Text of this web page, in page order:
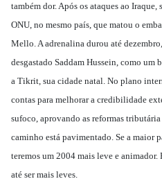
também dor. Após os ataques ao Iraque,
ONU, no mesmo país, que matou o
Mello. A adrenalina durou até
desgastado Saddam Hussein, como um
a Tikrit, sua cidade natal. No plano
contas para melhorar a credibilidade
sufoco, aprovando as reformas
caminho está pavimentado. Se a maior
teremos um 2004 mais leve e
até ser mais leves.